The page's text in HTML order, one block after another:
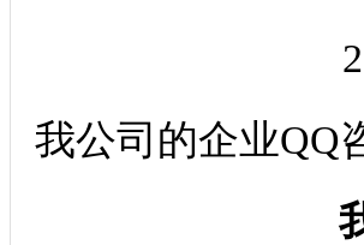
2、选购好
我公司的企业QQ
我们的工作